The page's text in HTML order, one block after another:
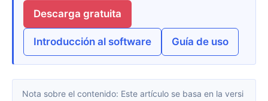
Descarga gratuita
Introducción al software Guía de uso
Nota sobre el contenido: Este artículo se basa en la versi